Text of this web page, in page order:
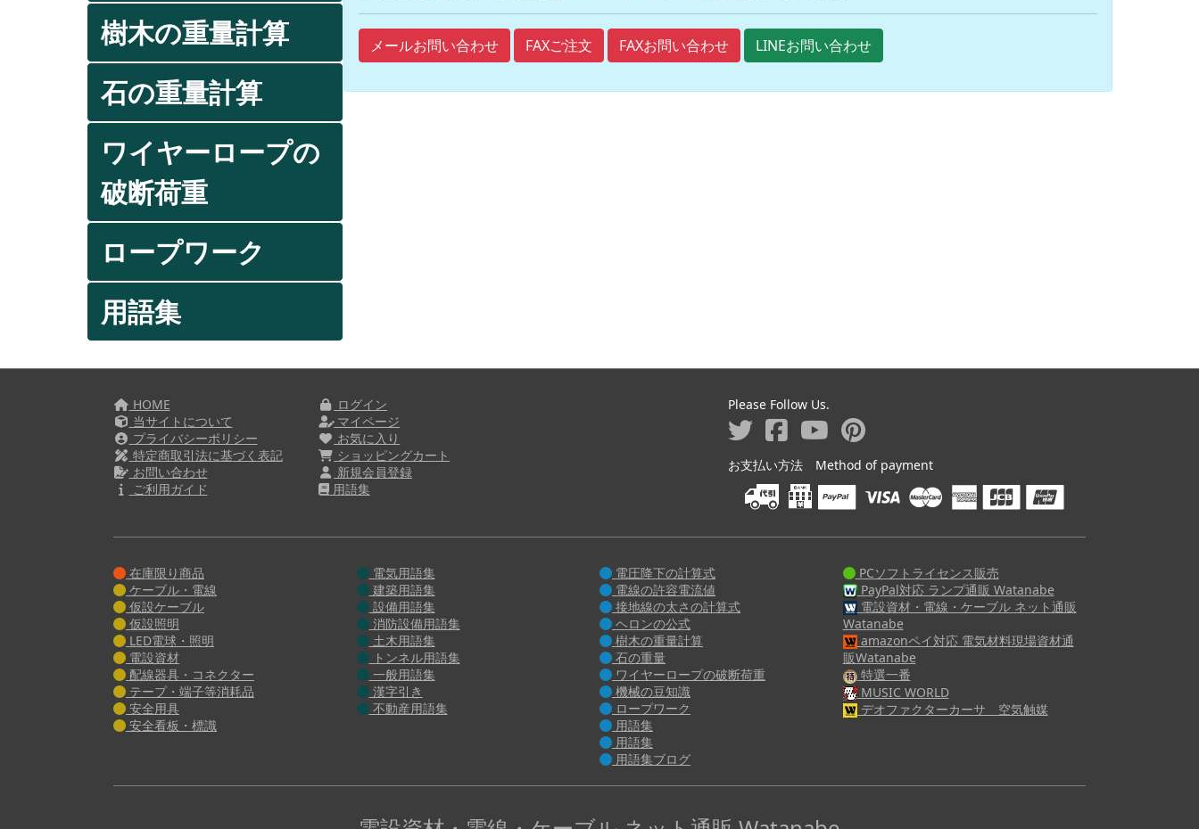
樹木の重量計算
石の重量計算
ワイヤーロープの
破断荷重
ロープワーク
用語集
メールお問い合わせ FAXご注文 FAXお問い合わせ LINEお問い合わせ
HOME
当サイトについて
プライバシーポリシー
特定商取引法に基づく表記
お問い合わせ
ご利用ガイド
ログイン
マイページ
お気に入り
ショッピングカート
新規会員登録
用語集
Please Follow Us.
お支払い方法 Method of payment
在庫限り商品
ケーブル・電線
仮設ケーブル
仮設照明
LED電球・照明
電設資材
配線器具・コネクター
テープ・端子等消耗品
安全用具
安全看板・標識
電気用語集
建築用語集
設備用語集
消防設備用語集
土木用語集
トンネル用語集
一般用語集
漢字引き
不動産用語集
電圧降下の計算式
電線の許容電流値
接地線の太さの計算式
ヘロンの公式
樹木の重量計算
石の重量
ワイヤーロープの破断荷重
機械の豆知識
ロープワーク
用語集
用語集
用語集ブログ
PCソフトライセンス販売
PayPal対応 ランプ通販 Watanabe
電設資材・電線・ケーブル ネット通販
Watanabe
amazonペイ対応 電気材料現場資材通
販Watanabe
特選一番
MUSIC WORLD
デオファクターカーサ 空気触媒